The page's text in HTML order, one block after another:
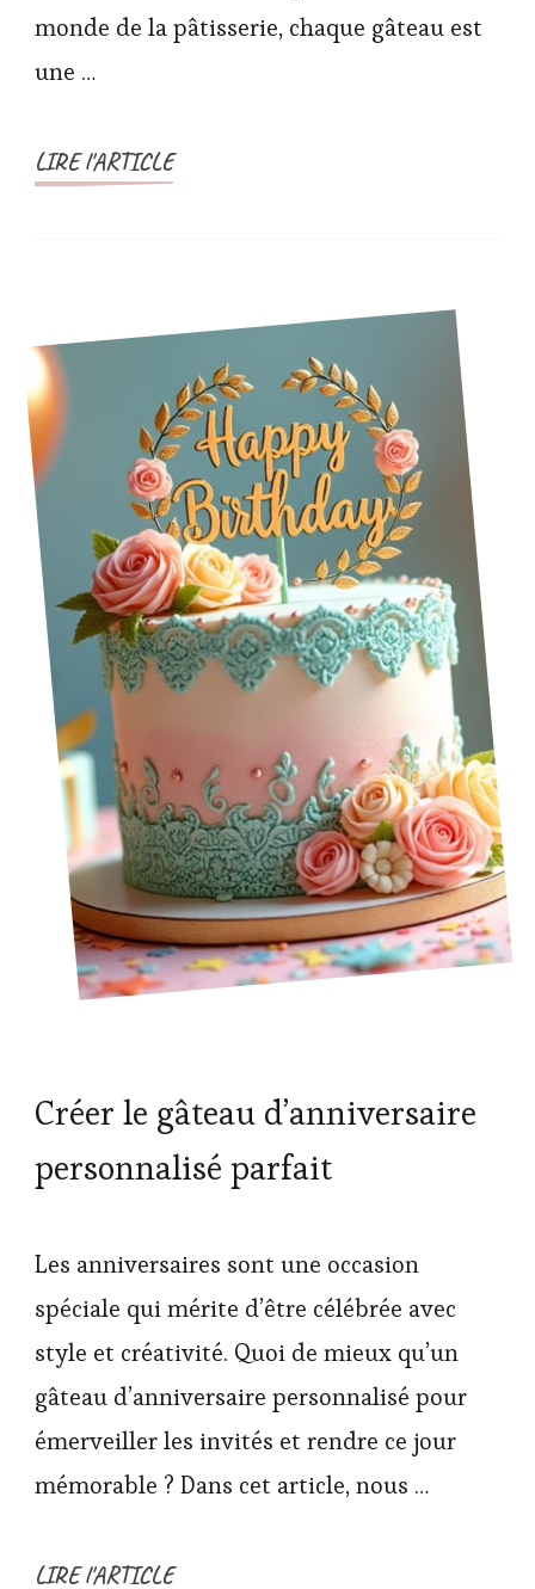
monde de la pâtisserie, chaque gâteau est
une …
LIRE l'ARTICLE
Créer le gâteau d’anniversaire
personnalisé parfait
Les anniversaires sont une occasion
spéciale qui mérite d’être célébrée avec
style et créativité. Quoi de mieux qu’un
gâteau d’anniversaire personnalisé pour
émerveiller les invités et rendre ce jour
mémorable ? Dans cet article, nous …
LIRE l'ARTICLE